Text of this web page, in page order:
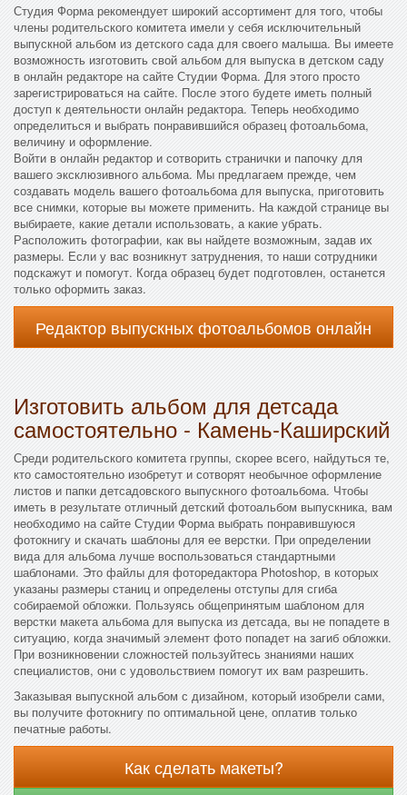
Студия Форма рекомендует широкий ассортимент для того, чтобы
члены родительского комитета имели у себя исключительный
выпускной альбом из детского сада для своего малыша. Вы имеете
возможность изготовить свой альбом для выпуска в детском саду
в онлайн редакторе на сайте Студии Форма. Для этого просто
зарегистрироваться на сайте. После этого будете иметь полный
доступ к деятельности онлайн редактора. Теперь необходимо
определиться и выбрать понравившийся образец фотоальбома,
величину и оформление.
Войти в онлайн редактор и сотворить странички и папочку для
вашего эксклюзивного альбома. Мы предлагаем прежде, чем
создавать модель вашего фотоальбома для выпуска, приготовить
все снимки, которые вы можете применить. На каждой странице вы
выбираете, какие детали использовать, а какие убрать.
Расположить фотографии, как вы найдете возможным, задав их
размеры. Если у вас возникнут затруднения, то наши сотрудники
подскажут и помогут. Когда образец будет подготовлен, останется
только оформить заказ.
Редактор выпускных фотоальбомов онлайн
Изготовить альбом для детсада
самостоятельно - Камень-Каширский
Среди родительского комитета группы, скорее всего, найдуться те,
кто самостоятельно изобретут и сотворят необычное оформление
листов и папки детсадовского выпускного фотоальбома. Чтобы
иметь в результате отличный детский фотоальбом выпускника, вам
необходимо на сайте Студии Форма выбрать понравившуюся
фотокнигу и скачать шаблоны для ее верстки. При определении
вида для альбома лучше воспользоваться стандартными
шаблонами. Это файлы для фоторедактора Photoshop, в которых
указаны размеры станиц и определены отступы для сгиба
собираемой обложки. Пользуясь общепринятым шаблоном для
верстки макета альбома для выпуска из детсада, вы не попадете в
ситуацию, когда значимый элемент фото попадет на загиб обложки.
При возникновении сложностей пользуйтесь знаниями наших
специалистов, они с удовольствием помогут их вам разрешить.
Заказывая выпускной альбом с дизайном, который изобрели сами,
вы получите фотокнигу по оптимальной цене, оплатив только
печатные работы.
Как сделать макеты?